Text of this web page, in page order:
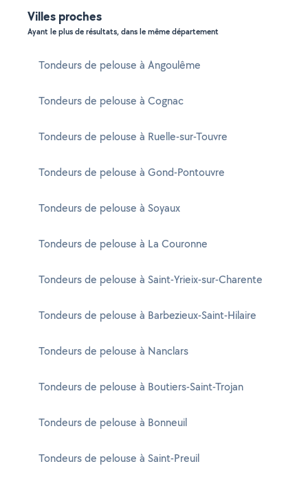
Villes proches
Ayant le plus de résultats, dans le même département
Tondeurs de pelouse à Angoulême
Tondeurs de pelouse à Cognac
Tondeurs de pelouse à Ruelle-sur-Touvre
Tondeurs de pelouse à Gond-Pontouvre
Tondeurs de pelouse à Soyaux
Tondeurs de pelouse à La Couronne
Tondeurs de pelouse à Saint-Yrieix-sur-Charente
Tondeurs de pelouse à Barbezieux-Saint-Hilaire
Tondeurs de pelouse à Nanclars
Tondeurs de pelouse à Boutiers-Saint-Trojan
Tondeurs de pelouse à Bonneuil
Tondeurs de pelouse à Saint-Preuil